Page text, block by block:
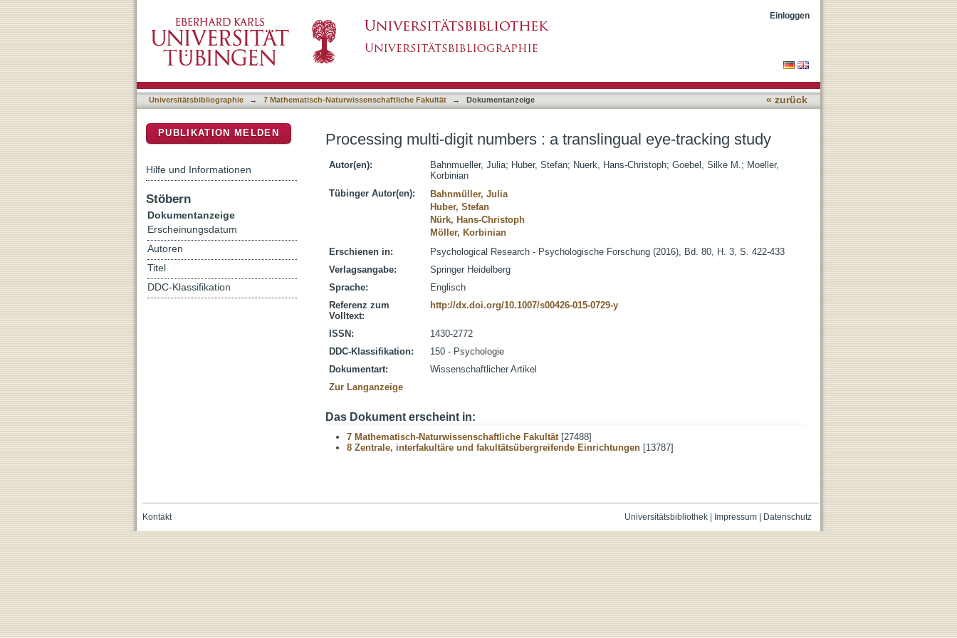
Einloggen
Universitätsbibliographie → 7 Mathematisch-Naturwissenschaftliche Fakultät → Dokumentanzeige « zurück
Processing multi-digit numbers : a translingual eye-tracking study
Autor(en): Bahnmueller, Julia; Huber, Stefan; Nuerk, Hans-Christoph; Goebel, Silke M.; Moeller,
Korbinian
Tübinger Autor(en):
Bahnmüller, Julia
Huber, Stefan
Nürk, Hans-Christoph
Möller, Korbinian
Erschienen in:
Psychological Research - Psychologische Forschung (2016), Bd. 80, H. 3, S. 422-433
Verlagsangabe:
Springer Heidelberg
Sprache:
Englisch
Referenz zum
Volltext:
http://dx.doi.org/10.1007/s00426-015-0729-y
ISSN:
1430-2772
DDC-Klassifikation:
150 - Psychologie
Dokumentart:
Wissenschaftlicher Artikel
Zur Langanzeige
Das Dokument erscheint in:
7 Mathematisch-Naturwissenschaftliche Fakultät[27488]
8 Zentrale, interfakultäre und fakultätsübergreifende Einrichtungen [13787]
PUBLIKATION MELDEN
Hilfe und Informationen
Stöbern
Dokumentanzeige
Erscheinungsdatum
Autoren
Titel
DDC-Klassifikation
Universitätsbibliothek| Impressum| Datenschutz
Kontakt